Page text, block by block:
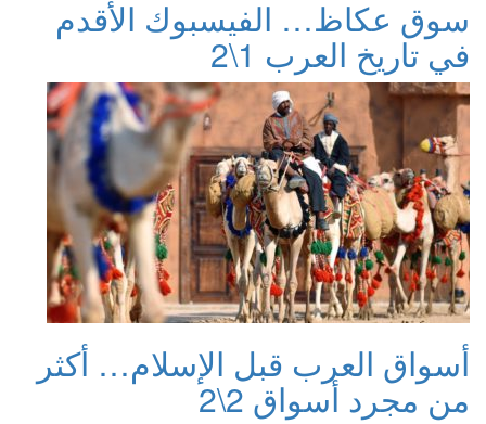
سوق عكاظ… الفيسبوك الأقدم
في تاريخ العرب 1\2
أسواق العرب قبل الإسلام… أكثر
من مجرد أسواق 2\2